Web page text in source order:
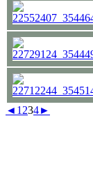
◄ 1 234►